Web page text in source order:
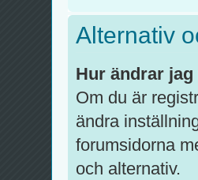
Alternativ
Hur ändrar
Om du är
ändra
forumsidorna
och alternativ.